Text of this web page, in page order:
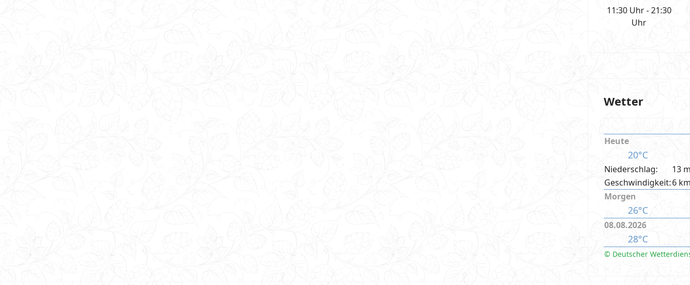
11:30 Uhr - 21:30
Uhr
Wetter
Heute
20°C
Niederschlag:
13
Geschwindigkeit:6
Morgen
26°C
08.08.2026
28°C
© Deutscher